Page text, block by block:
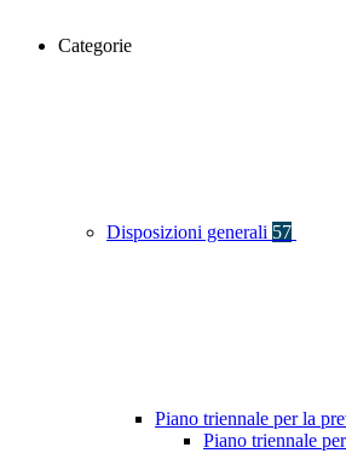
Categorie
Disposizioni generali 57
Piano triennale per la
Piano triennale